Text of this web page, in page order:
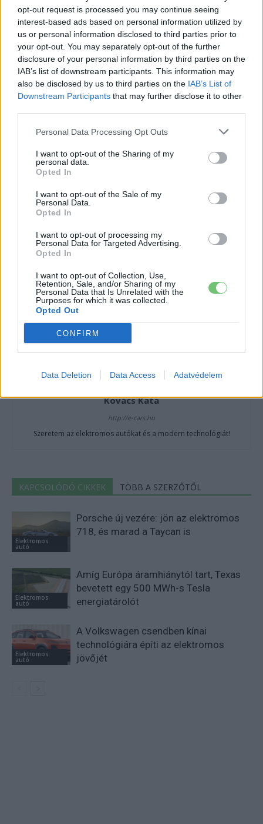
opt-out request is processed you may continue seeing
interest-based ads based on personal information utilized by
us or personal information disclosed to third parties prior to
your opt-out. You may separately opt-out of the further
disclosure of your personal information by third parties on the
IAB’s list of downstream participants. This information may
also be disclosed by us to third parties on the IAB’s List of
Downstream Participants that may further disclose it to other
Personal Data Processing Opt Outs
I want to opt-out of the Sharing of my
personal data.
Opted In
I want to opt-out of the Sale of my
Personal Data.
Opted In
I want to opt-out of processing my
Personal Data for Targeted Advertising.
Opted In
I want to opt-out of Collection, Use,
Retention, Sale, and/or Sharing of my
Personal Data that Is Unrelated with the
Purposes for which it was collected.
Opted Out
CONFIRM
Data Deletion Data Access Adatvédelem
akkumulátoriparban. Ez a fajta megközelítés hosszú távon
nemcsak a nyersanyag-ellátás biztonságát javíthatja,
hanem az akkumulátorgyártás ökológiai lábnyomát is
csökkentheti, ami a magyar és közép-európai EV-piac
szempontjából sem elhanyagolható szempont, hiszen a
régió akkumulátoripara jelentős mértékben importált
alapanyagokra épül.
Kövesd az e-cars.hu-t a Facebookon is, további
tartalmakért!
CÍMKÉK akkumulátor
Elektromobilitás
Elektromos autó
Kovács Kata
http://e-cars.hu
Szeretem az elektromos autókat és a modern technológiát!
KAPCSOLÓDÓ CIKKEK TÖBB A SZERZŐTŐL
Elektromos
autó
Porsche új vezére: jön az elektromos
718, és marad a Taycan is
Elektromos
autó
Amíg Európa áramhiánytól tart, Texas
bevetett egy 500 MWh-s Tesla
energiatárolót
Elektromos
autó
A Volkswagen csendben kínai
technológiára építi az elektromos
jövőjét